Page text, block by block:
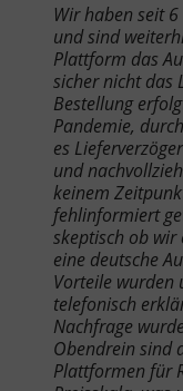
Wir haben seit
und sind
Plattform das
sicher nicht das
Bestellung
Pandemie,
es
und
keinem
fehlinformiert
skeptisch ob
eine deutsche
Vorteile wurden
telefonisch
Nachfrage
Obendrein sind
Plattformen für